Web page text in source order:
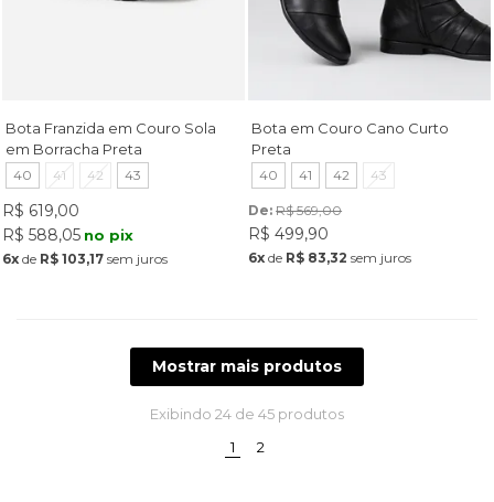
Bota Franzida em Couro Sola
em Borracha Preta
40 41 42 43
R$ 619,00
R$ 588,05 no pix
6xde R$ 103,17sem juros
Bota em Couro Cano Curto
Preta
40 41 42 43
De: R$ 569,00
R$ 499,90
6x de R$ 83,32 sem juros
Mostrar mais produtos
Exibindo 24 de 45 produtos
1(current)
2